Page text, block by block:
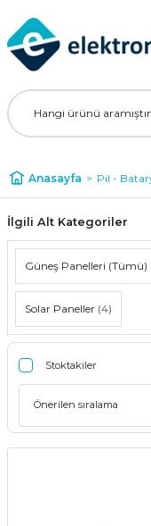
Anasayfa Pil -
İlgili Alt Kategoriler
Güneş Panelleri (Tümü)
Solar Paneller (4)
Stoktakiler